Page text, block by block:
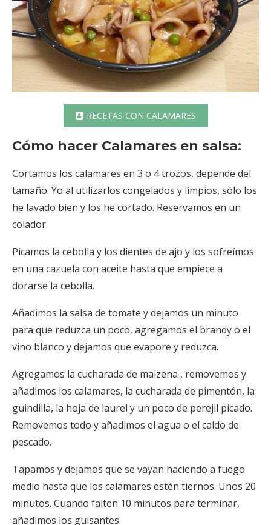
RECETAS CON CALAMARES
Cómo hacer Calamares en salsa:
Cortamos los calamares en 3 o 4 trozos, depende del
tamaño. Yo al utilizarlos congelados y limpios, sólo los
he lavado bien y los he cortado. Reservamos en un
colador.
Picamos la cebolla y los dientes de ajo y los sofreímos
en una cazuela con aceite hasta que empiece a
dorarse la cebolla.
Añadimos la salsa de tomate y dejamos un minuto
para que reduzca un poco, agregamos el brandy o el
vino blanco y dejamos que evapore y reduzca.
Agregamos la cucharada de maizena , removemos y
añadimos los calamares, la cucharada de pimentón, la
guindilla, la hoja de laurel y un poco de perejil picado.
Removemos todo y añadimos el agua o el caldo de
pescado.
Tapamos y dejamos que se vayan haciendo a fuego
medio hasta que los calamares estén tiernos. Unos 20
minutos. Cuando falten 10 minutos para terminar,
añadimos los guisantes.